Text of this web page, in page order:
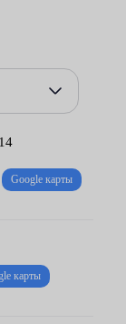
куски
от 3000
цилиндра и
Google карты
карты